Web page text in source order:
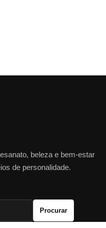
beleza e bem-estar
de personalidade.
Procurar